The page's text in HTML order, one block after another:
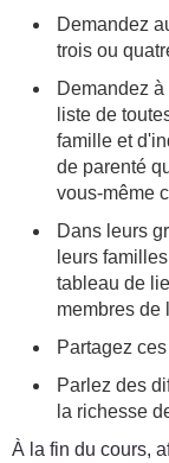
Demandez
trois ou
Demandez
liste de
famille et
de parenté
vous-même
Dans leurs
leurs
tableau de
membres de
Partagez
Parlez des
la richesse
À la fin du cours,